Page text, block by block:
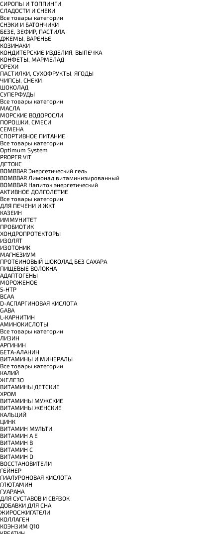
СИРОПЫ И ТОППИНГИ
СЛАДОСТИ И СНЕКИ
Все товары категории
СНЭКИ И БАТОНЧИКИ
БЕЗЕ, ЗЕФИР, ПАСТИЛА
ДЖЕМЫ, ВАРЕНЬЕ
КОЗИНАКИ
КОНДИТЕРСКИЕ ИЗДЕЛИЯ, ВЫПЕЧКА
КОНФЕТЫ, МАРМЕЛАД
ОРЕХИ
ПАСТИЛКИ, СУХОФРУКТЫ, ЯГОДЫ
ЧИПСЫ, СНЕКИ
ШОКОЛАД
СУПЕРФУДЫ
Все товары категории
МАСЛА
МОРСКИЕ ВОДОРОСЛИ
ПОРОШКИ, СМЕСИ
СЕМЕНА
СПОРТИВНОЕ ПИТАНИЕ
Все товары категории
Optimum System
PROPER VIT
ДЕТОКС
BOMBBAR Энергетический гель
BOMBBAR Лимонад витаминизированный
BOMBBAR Напиток энергетический
АКТИВНОЕ ДОЛГОЛЕТИЕ
Все товары категории
ДЛЯ ПЕЧЕНИ И ЖКТ
КАЗЕИН
ИММУНИТЕТ
ПРОБИОТИК
ХОНДРОПРОТЕКТОРЫ
ИЗОЛЯТ
ИЗОТОНИК
МАГНЕЗИУМ
ПРОТЕИНОВЫЙ ШОКОЛАД БЕЗ САХАРА
ПИЩЕВЫЕ ВОЛОКНА
АДАПТОГЕНЫ
МОРОЖЕНОЕ
5-HTP
BCAA
D-АСПАРГИНОВАЯ КИСЛОТА
GABA
L-КАРНИТИН
АМИНОКИСЛОТЫ
Все товары категории
ЛИЗИН
АРГИНИН
БЕТА-АЛАНИН
ВИТАМИНЫ И МИНЕРАЛЫ
Все товары категории
КАЛИЙ
ЖЕЛЕЗО
ВИТАМИНЫ ДЕТСКИЕ
ХРОМ
ВИТАМИНЫ МУЖСКИЕ
ВИТАМИНЫ ЖЕНСКИЕ
КАЛЬЦИЙ
ЦИНК
ВИТАМИН МУЛЬТИ
ВИТАМИН A E
ВИТАМИН B
ВИТАМИН C
ВИТАМИН D
ВОССТАНОВИТЕЛИ
ГЕЙНЕР
ГИАЛУРОНОВАЯ КИСЛОТА
ГЛЮТАМИН
ГУАРАНА
ДЛЯ СУСТАВОВ И СВЯЗОК
ДОБАВКИ ДЛЯ СНА
ЖИРОСЖИГАТЕЛИ
КОЛЛАГЕН
КОЭНЗИМ Q10